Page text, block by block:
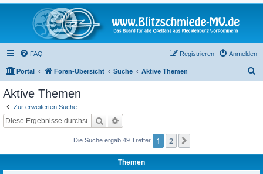
FAQ Anmelden
Registrieren
Portal Foren-Übersicht Suche Aktive Themen
Aktive Themen
Zur erweiterten Suche
Suche
Die Suche ergab 49 Treffer 1 2
Themen